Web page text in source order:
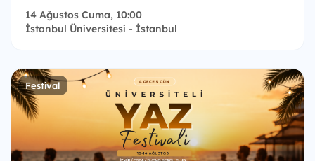
14 Ağustos Cuma, 10:00
İstanbul Üniversitesi - İstanbul
Festival